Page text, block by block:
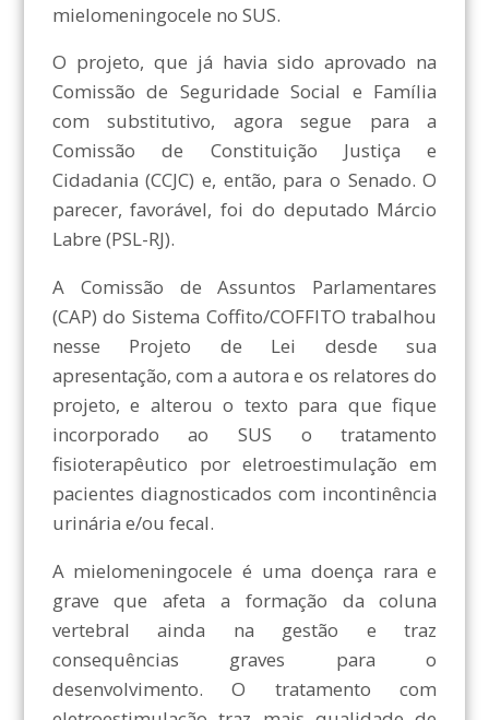
mielomeningocele no SUS.
O projeto, que já havia sido aprovado na
Comissão de Seguridade Social e Família
com substitutivo, agora segue para a
Comissão de Constituição Justiça e
Cidadania (CCJC) e, então, para o Senado. O
parecer, favorável, foi do deputado Márcio
Labre (PSL-RJ).
A Comissão de Assuntos Parlamentares
(CAP) do Sistema Coffito/COFFITO trabalhou
nesse Projeto de Lei desde sua
apresentação, com a autora e os relatores do
projeto, e alterou o texto para que fique
incorporado ao SUS o tratamento
fisioterapêutico por eletroestimulação em
pacientes diagnosticados com incontinência
urinária e/ou fecal.
A mielomeningocele é uma doença rara e
grave que afeta a formação da coluna
vertebral ainda na gestão e traz
consequências graves para o
desenvolvimento. O tratamento com